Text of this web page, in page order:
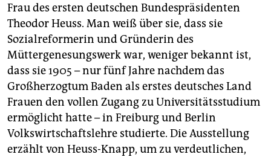
Frau des ersten deutschen Bundespräsidenten
Theodor Heuss. Man weiß über sie, dass sie
Sozialreformerin und Gründerin des
Müttergenesungswerk war, weniger bekannt ist,
dass sie 1905 – nur fünf Jahre nachdem das
Großherzogtum Baden als erstes deutsches Land
Frauen den vollen Zugang zu Universitätsstudium
ermöglicht hatte – in Freiburg und Berlin
Volkswirtschaftslehre studierte. Die Ausstellung
erzählt von Heuss-Knapp, um zu verdeutlichen,